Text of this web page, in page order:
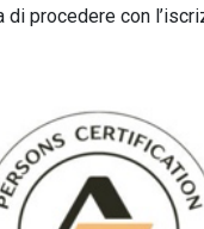
di procedere con